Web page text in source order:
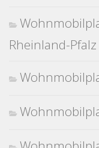
Rheinland-Pfalz